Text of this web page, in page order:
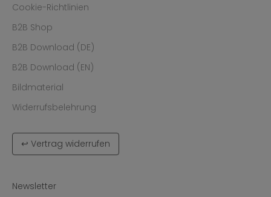
Cookie-Richtlinien
B2B Shop
B2B Download (DE)
B2B Download (EN)
Bildmaterial
Widerrufsbelehrung
↩ Vertrag widerrufen
Newsletter